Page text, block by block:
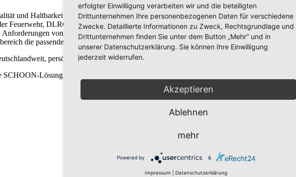
und Haltbarkeit besonders hohe Anforderungen gestellt werden, dann sind individuelle
Feuerwehr, DLRG, THW, DRK, Bundeswehr, ASB sowie Polizei eingesetzt und täglich
von Rettungsfahrzeugen, Fahrzeugen für die Einsatzleitung,
die passende Branchenlösung.
persönlich vor Ort!
SCHOON-Lösung!
erfolgter Einwilligung verarbeiten wir und die beteiligten
Drittunternehmen Ihre personenbezogenen Daten für verschiedene
Zwecke. Detaillierte Informationen zu Zweck, Rechtsgrundlage und
Drittunternehmen finden Sie unter dem Button „Mehr“ und in
unserer Datenschutzerklärung. Sie können Ihre Einwilligung
jederzeit widerrufen.
Akzeptieren
Ablehnen
mehr
Powered by &
Impressum Datenschutzerklärung